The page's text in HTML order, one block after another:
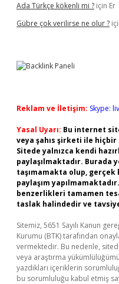
Ada Türkçe kökenli mi ? için Er
Gübre çok verilirse ne olur ?
Reklam ve İletişim: Skype:
Yasal Uyarı: Bu internet
veya şahıs şirketi ile hiçbir
Sitede yalnızca kendi
paylaşılmaktadır.
taşımamakta olup,
paylaşım
benzerlikleri tamamen
taslak halindedir ve
Sitemiz, 5651 Sayılı Kanun
Kurumu (BTK) tarafından
vermektedir. Bu nedenle,
veya araştırma
yazdıkları içeriklerin
bu sorumluluğu kabul etmiş